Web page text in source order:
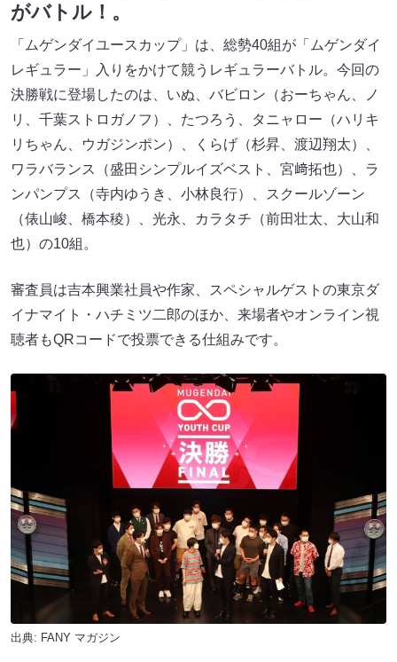
がバトル！。
「ムゲンダイユースカップ」は、総勢40組が「ムゲンダイ
レギュラー」入りをかけて競うレギュラーバトル。今回の
決勝戦に登場したのは、いぬ、バビロン（おーちゃん、ノ
リ、千葉ストロガノフ）、たつろう、タニャロー（ハリキ
リちゃん、ウガジンポン​​​​）、くらげ（杉昇、渡辺翔太）、
ワラバランス（盛田シンプルイズベスト、宮﨑拓也​​）、ラ
ンパンプス（寺内ゆうき、小林良行​​​​）、スクールゾーン
（俵山峻、橋本稜）、光永、カラタチ（前田壮太、大山和
也​​）の10組。
審査員は吉本興業社員や作家、スペシャルゲストの​​東京ダ
イナマイト・ハチミツ二郎​​のほか、来場者やオンライン視
聴者もQRコードで投票できる仕組みです。
出典: FANY マガジン